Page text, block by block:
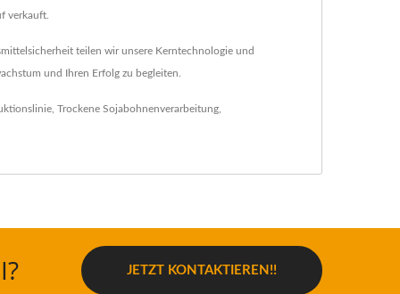
verkauft.
teilen wir unsere Kerntechnologie und
und Ihren Erfolg zu begleiten.
Trockene Sojabohnenverarbeitung
JETZT KONTAKTIEREN!!